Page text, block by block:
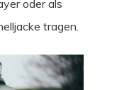
oder als
tragen.